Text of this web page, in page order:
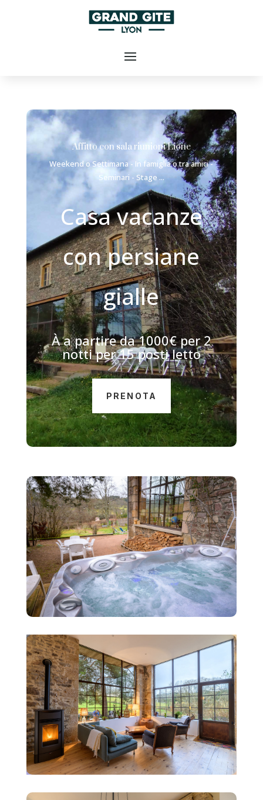
Affitto con sala riunioni Lione
Weekend o Settimana - In famiglia o tra amici -
Seminari - Stage ...
Casa vacanze
con persiane
gialle
Àa partire da 1000€ per 2
notti per 15 posti letto
PRENOTA